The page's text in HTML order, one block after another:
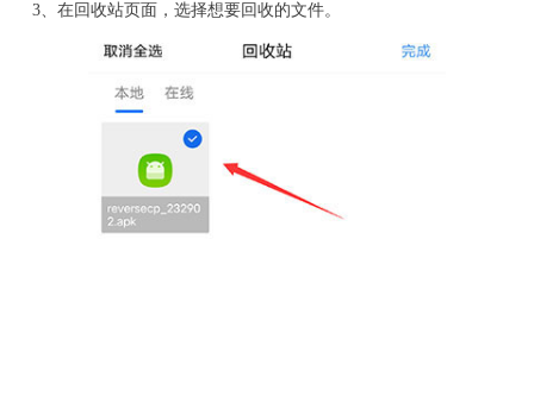
3、在回收站页面，选择想要回收的文件。